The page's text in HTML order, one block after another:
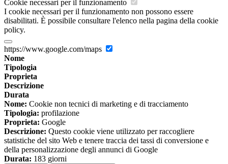
Cookie necessari per il funzionamento
I cookie necessari per il funzionamento non possono essere
disabilitati. È possibile consultare l'elenco nella pagina della cookie
policy.
https://www.google.com/maps
Nome
Tipologia
Proprieta
Descrizione
Durata
Nome: Cookie non tecnici di marketing e di tracciamento
Tipologia: profilazione
Proprieta: Google
Descrizione: Questo cookie viene utilizzato per raccogliere
statistiche del sito Web e tenere traccia dei tassi di conversione e
della personalizzazione degli annunci di Google
Durata: 183 giorni